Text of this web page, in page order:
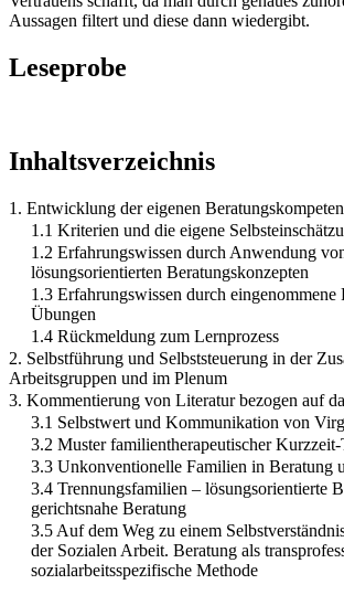
Aussagen filtert und diese dann wiedergibt.
Leseprobe
Inhaltsverzeichnis
1. Entwicklung der eigenen
1.1 Kriterien und die eigene
1.2 Erfahrungswissen durch Anwendung
lösungsorientierten Beratungskonzepten
1.3 Erfahrungswissen durch eingenommene
Übungen
1.4 Rückmeldung zum Lernprozess
2. Selbstführung und Selbststeuerung in der
Arbeitsgruppen und im Plenum
3. Kommentierung von Literatur bezogen auf
3.1 Selbstwert und Kommunikation von
3.2 Muster familientherapeutischer
3.3 Unkonventionelle Familien in Beratung
3.4 Trennungsfamilien – lösungsorientierte
gerichtsnahe Beratung
3.5 Auf dem Weg zu einem
der Sozialen Arbeit. Beratung als
sozialarbeitsspezifische Methode